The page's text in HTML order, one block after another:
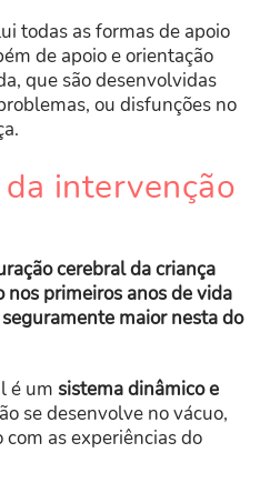
todas as formas de apoio
de apoio e orientação
que são desenvolvidas
ou disfunções no
intervenção
cerebral da criança
primeiros anos de vida
maior nesta do
é um sistema dinâmico e
se desenvolve no vácuo,
as experiências do